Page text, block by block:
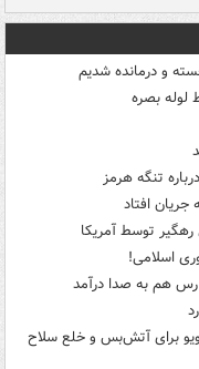
لوله بصره
تنگه هرمز
افتاد
توسط آمریکا
اسلامی!
هم به صدا درآمد
برای آتش‌بس و خلع سلاح